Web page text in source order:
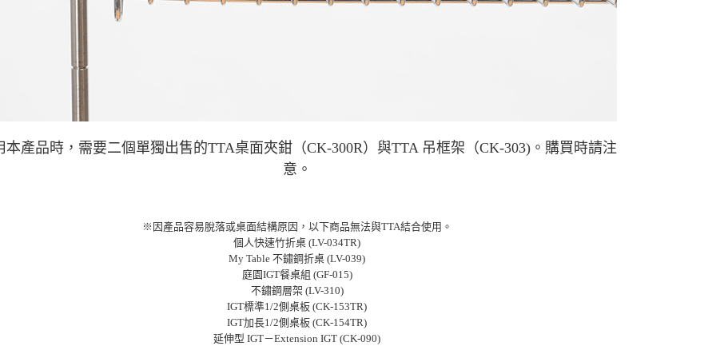
本產品時，需要二個單獨出售的TTA桌面夾鉗（CK-300R）與TTA 吊框架（CK-303)。購買時請注
意。
※因產品容易脫落或桌面結構原因，以下商品無法與TTA結合使用。
個人快速竹折桌 (LV-034TR)
My Table 不鏽鋼折桌 (LV-039)
庭園IGT餐桌組 (GF-015)
不鏽鋼層架 (LV-310)
IGT標準1/2側桌板 (CK-153TR)
IGT加長1/2側桌板 (CK-154TR)
延伸型 IGT－Extension IGT (CK-090)